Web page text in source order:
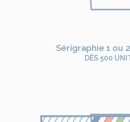
Sérigraphie 1 ou
DÈS 500